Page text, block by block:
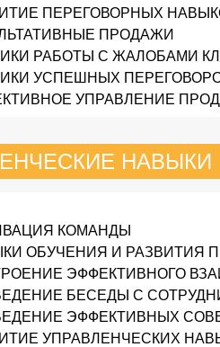
НАВЫКИ
КОМАНДЫ
ОБУЧЕНИЯ И РАЗВИТИЯ
ЭФФЕКТИВНОГО
БЕСЕДЫ С
ЭФФЕКТИВНЫХ
УПРАВЛЕНЧЕСКИХ
ПЕРЕГОВОРНЫХ
ПРОДАЖИ
РАБОТЫ С ЖАЛОБАМИ
УСПЕШНЫХ
УПРАВЛЕНИЕ